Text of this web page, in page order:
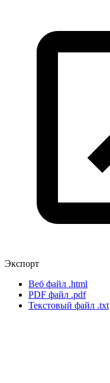
Экспорт
Веб файл .html
PDF файл .pdf
Текстовый файл .txt